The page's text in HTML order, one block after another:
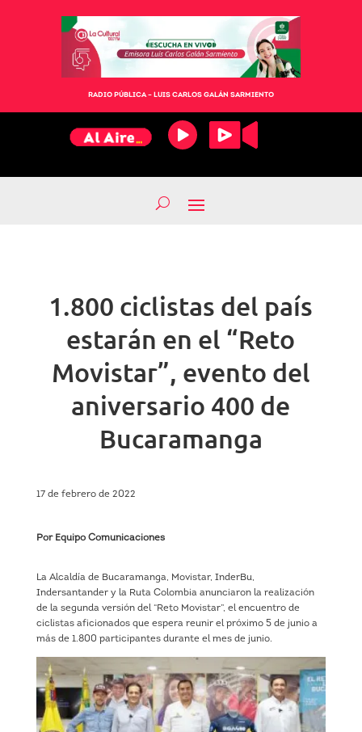
RADIO PÚBLICA – LUIS CARLOS GALÁN SARMIENTO
1.800 ciclistas del país
estarán en el “Reto
Movistar”, evento del
aniversario 400 de
Bucaramanga
17 de febrero de 2022
Por Equipo Comunicaciones
La Alcaldía de Bucaramanga, Movistar, InderBu,
Indersantander y la Ruta Colombia anunciaron la realización
de la segunda versión del “Reto Movistar”, el encuentro de
ciclistas aficionados que espera reunir el próximo 5 de junio a
más de 1.800 participantes durante el mes de junio.